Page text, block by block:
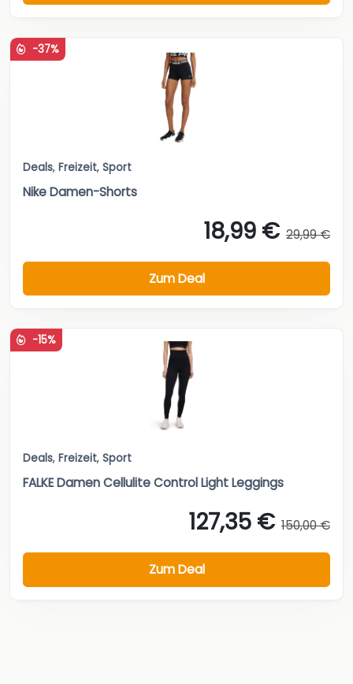
-37%
Deals, Freizeit, Sport
Nike Damen-Shorts
18,99 € 29,99 €
Zum Deal
-15%
Deals, Freizeit, Sport
FALKE Damen Cellulite Control Light Leggings
127,35 € 150,00 €
Zum Deal